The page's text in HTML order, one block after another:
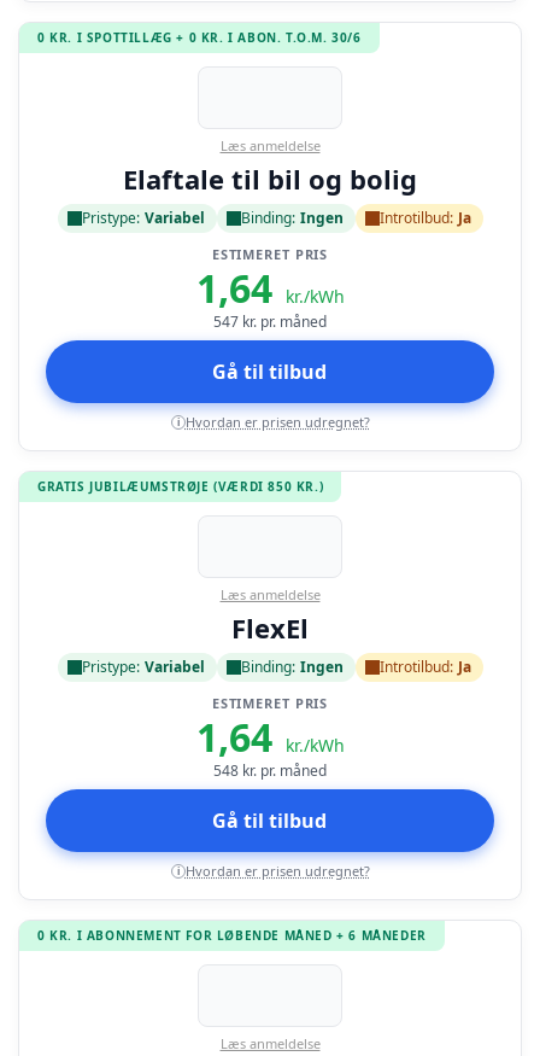
0 KR. I SPOTTILLÆG + 0 KR. I ABON. T.O.M. 30/6
Læs anmeldelse
Elaftale til bil og bolig
Pristype: Variabel Binding: Ingen Introtilbud: Ja
ESTIMERET PRIS
1,64 kr./kWh
547 kr. pr. måned
Gå til tilbud
i Hvordan er prisen udregnet?
GRATIS JUBILÆUMSTRØJE (VÆRDI 850 KR.)
Læs anmeldelse
FlexEl
Pristype: Variabel Binding: Ingen Introtilbud: Ja
ESTIMERET PRIS
1,64 kr./kWh
548 kr. pr. måned
Gå til tilbud
i Hvordan er prisen udregnet?
0 KR. I ABONNEMENT FOR LØBENDE MÅNED + 6 MÅNEDER
Læs anmeldelse